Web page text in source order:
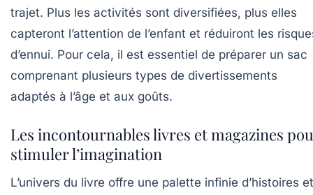
trajet. Plus les activités sont diversifiées, plus elles
capteront l’attention de l’enfant et réduiront les
d’ennui. Pour cela, il est essentiel de préparer un sac
comprenant plusieurs types de divertissements
adaptés à l’âge et aux goûts.
Les incontournables livres et magazines
stimuler l’imagination
L’univers du livre offre une palette infinie d’histoires et